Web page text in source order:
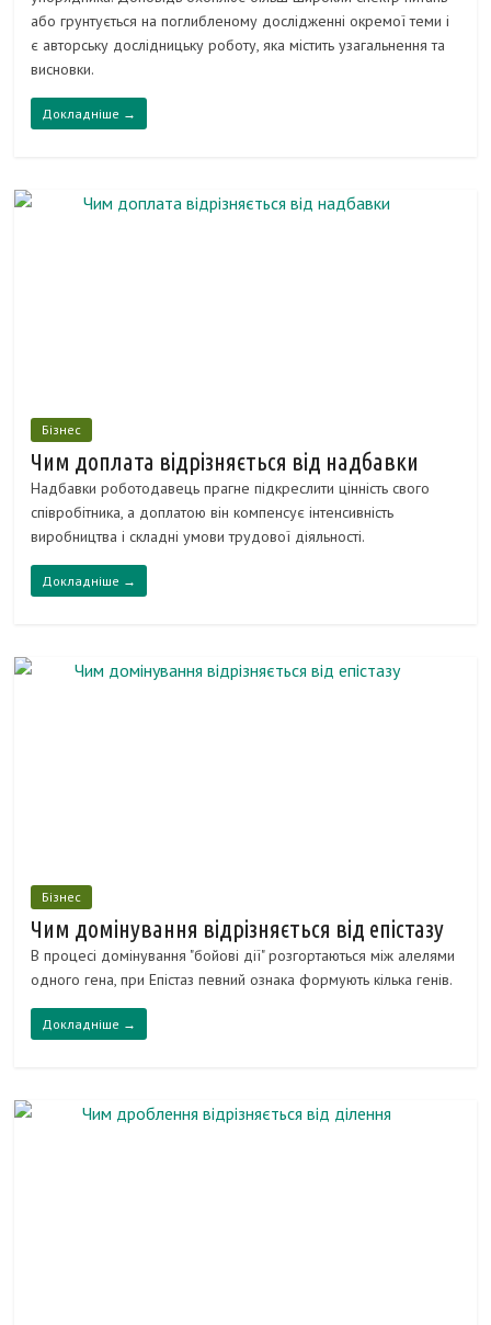
або грунтується на поглибленому дослідженні окремої теми і
є авторську дослідницьку роботу, яка містить узагальнення та
висновки.
Докладніше →
Бізнес
Чим доплата відрізняється від надбавки
Надбавки роботодавець прагне підкреслити цінність свого
співробітника, а доплатою він компенсує інтенсивність
виробництва і складні умови трудової діяльності.
Докладніше →
Бізнес
Чим домінування відрізняється від епістазу
В процесі домінування "бойові дії" розгортаються між алелями
одного гена, при Епістаз певний ознака формують кілька генів.
Докладніше →